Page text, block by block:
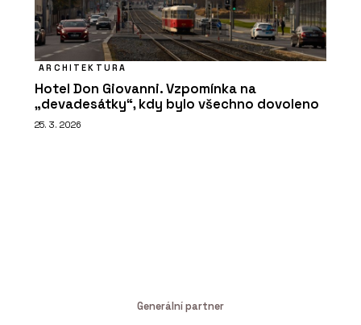
ARCHITEKTURA
Hotel Don Giovanni. Vzpomínka na
„devadesátky“, kdy bylo všechno dovoleno
25. 3. 2026
Generální partner